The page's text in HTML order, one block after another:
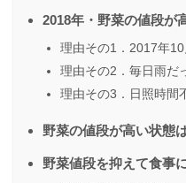
2018年・野菜の値段が
理由その1．2017年
理由その2．毎日雨だ
理由その3．日照時間
野菜の値段が高い状態
野菜値段を抑えて食事